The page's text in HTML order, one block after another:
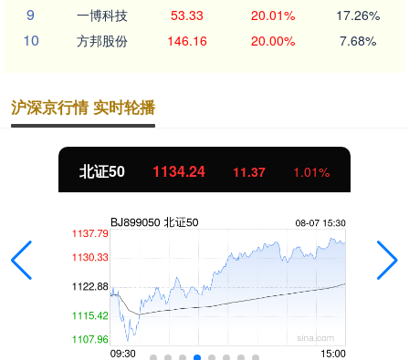
9 一博科技 53.33 20.01% 17.26%
10 方邦股份 146.16 20.00% 7.68%
沪深京行情 实时轮播
北证50 1134.24 11.37 1.01%